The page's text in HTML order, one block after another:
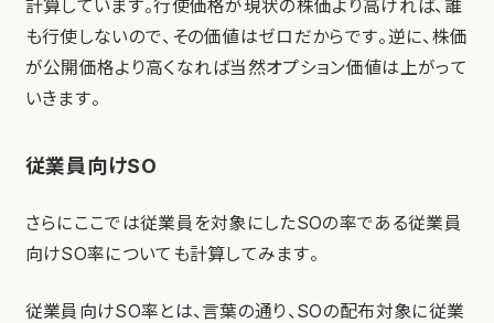
計算しています。行使価格が現状の株価より高ければ、誰
も行使しないので、その価値はゼロだからです。逆に、株価
が公開価格より高くなれば当然オプション価値は上がって
いきます。
従業員向けSO
さらにここでは従業員を対象にしたSOの率である従業員
向けSO率についても計算してみます。
従業員向けSO率とは、言葉の通り、SOの配布対象に従業